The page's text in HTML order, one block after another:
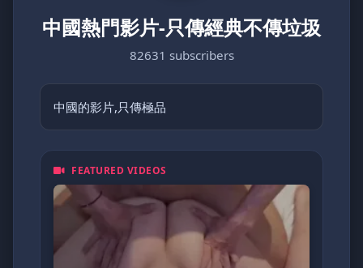
中國熱門影片-只傳經典不傳垃圾
82631 subscribers
中國的影片,只傳極品
FEATURED VIDEOS